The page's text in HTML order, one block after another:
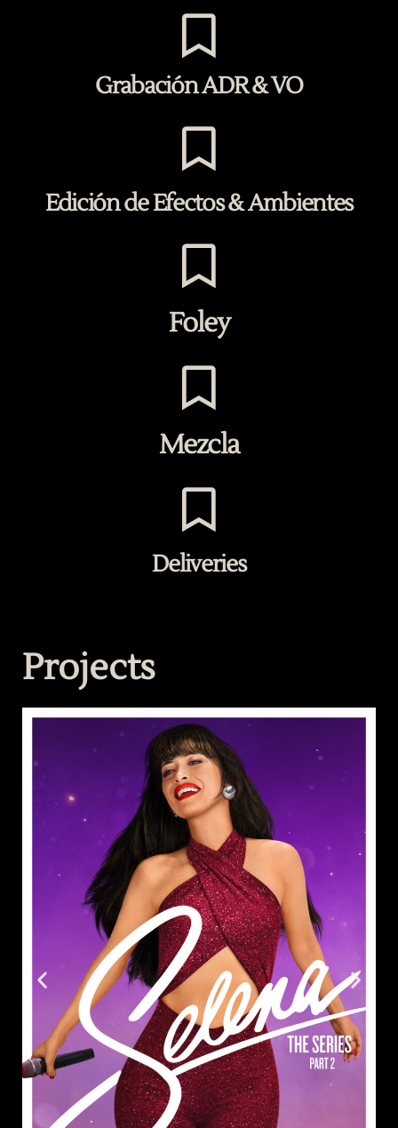
Grabación ADR & VO
Edición de Efectos & Ambientes
Foley
Mezcla
Deliveries
Projects